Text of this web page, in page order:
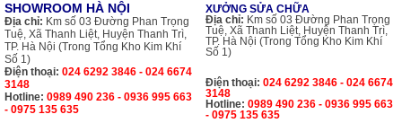
SHOWROOM HÀ NỘI
Địa chỉ: Km số 03 Đường Phan Trọng
Tuệ, Xã Thanh Liệt, Huyện Thanh Trì,
TP. Hà Nội (Trong Tổng Kho Kim Khí
Số 1)
Điện thoại: 024 6292 3846 - 024 6674
3148
Hotline: 0989 490 236 - 0936 995 663
- 0975 135 635
XƯỞNG SỬA CHỮA
Địa chỉ: Km số 03 Đường Phan Trọng
Tuệ, Xã Thanh Liệt, Huyện Thanh Trì,
TP. Hà Nội (Trong Tổng Kho Kim Khí
Số 1)
Điện thoại: 024 6292 3846 - 024 6674
3148
Hotline: 0989 490 236 - 0936 995 663
- 0975 135 635